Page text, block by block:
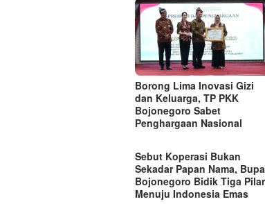
Borong Lima Inovasi Gizi
dan Keluarga, TP PKK
Bojonegoro Sabet
Penghargaan Nasional
Sebut Koperasi Bukan
Sekadar Papan Nama,
Bojonegoro Bidik Tiga Pilar
Menuju Indonesia Emas